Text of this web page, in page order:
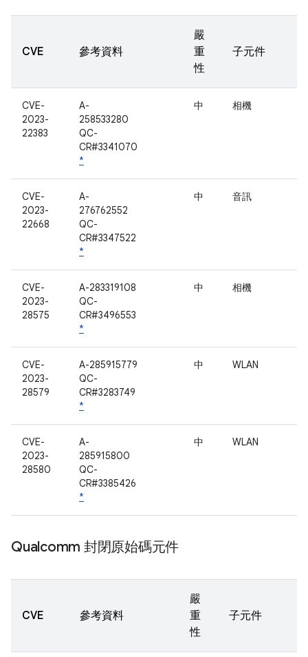
CVE 參考資料
嚴
重
性
子元件
CVE-
2023-
22383
A-
258533280
QC-
CR#3341070
*
中 相機
CVE-
2023-
22668
A-
276762552
QC-
CR#3347522
*
中 音訊
CVE-
2023-
28575
A-283319108
QC-
CR#3496553
*
中 相機
CVE-
2023-
28579
A-285915779
QC-
CR#3283749
*
中 WLAN
CVE-
2023-
28580
A-
285915800
QC-
CR#3385426
*
中 WLAN
Qualcomm 封閉原始碼元件
CVE 參考資料
嚴
重
性
子元件